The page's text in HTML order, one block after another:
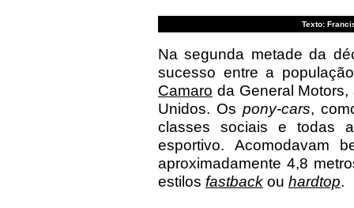
Texto:
Na segunda metade da
sucesso entre a
Camaro da General
Unidos. Ospony-cars,
classes sociais e todas
esportivo. Acomodavam
aproximadamente 4,8
estilos fastback ou hardtop.